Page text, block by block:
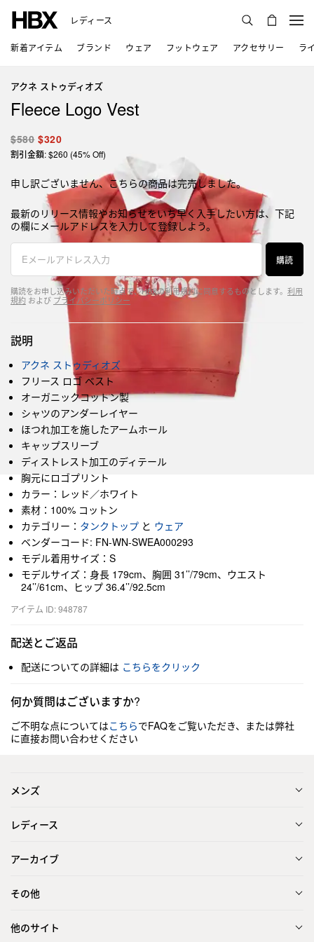
レディース
新着アイテム ブランド ウェア フットウェア アクセサリー ラ
アクネ ストゥディオズ
Fleece Logo Vest
$580 $320
割引金額: $260 (45% Off)
申し訳ございません、こちらの商品は完売しました。
最新のリリース情報やお知らせをいち早く入手したい方は、下記
の欄にメールアドレスを入力して登録しよう。
購読
購読をお申し込みいただいた時点で、HBXの利用規約に同意するものとします。 利用
規約 および プライバシーポリシー
説明
アクネ ストゥディオズ
フリース ロゴ ベスト
オーガニックコットン製
シャツのアンダーレイヤー
ほつれ加工を施したアームホール
キャップスリーブ
ディストレスト加工のディテール
胸元にロゴプリント
カラー：レッド／ホワイト
素材：100% コットン
カテゴリー： タンクトップ と ウェア
ベンダーコード: FN-WN-SWEA000293
モデル着用サイズ：S
モデルサイズ：身長 179cm、胸囲 31’’/79cm、ウエスト
24’’/61cm、ヒップ 36.4’’/92.5cm
アイテム ID: 948787
配送とご返品
配送についての詳細は こちらをクリック
何か質問はございますか?
ご不明な点についてはこちらでFAQをご覧いただき、または弊社
に直接お問い合わせください
メンズ
レディース
アーカイブ
その他
他のサイト